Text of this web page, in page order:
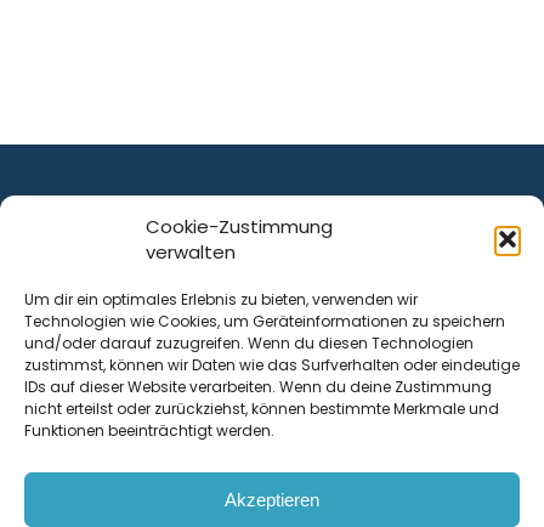
Cookie-Zustimmung
verwalten
Um dir ein optimales Erlebnis zu bieten, verwenden wir
Technologien wie Cookies, um Geräteinformationen zu speichern
und/oder darauf zuzugreifen. Wenn du diesen Technologien
zustimmst, können wir Daten wie das Surfverhalten oder eindeutige
IDs auf dieser Website verarbeiten. Wenn du deine Zustimmung
nicht erteilst oder zurückziehst, können bestimmte Merkmale und
Funktionen beeinträchtigt werden.
Akzeptieren
ist ein Service von
Krenn Real GmbH
Tischlerstraße 12
4050Traun| Österreich
Kontakt